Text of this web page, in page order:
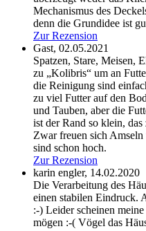
Mechanismus des
denn die Grundidee ist
Zur Rezension
Gast, 02.05.2021
Spatzen, Stare, Meisen,
zu „Kolibris“ um an
die Reinigung sind
zu viel Futter auf den
und Tauben, aber die
ist der Rand so klein,
Zwar freuen sich
sind schon hoch.
Zur Rezension
karin engler, 14.02.2020
Die Verarbeitung des
einen stabilen Eindruck.
:-) Leider scheinen
mögen :-( Vögel das